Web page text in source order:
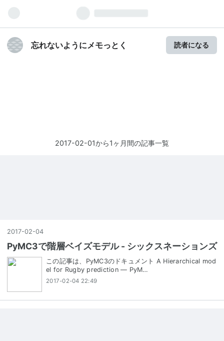
忘れないようにメモっとく 読者になる
2017-02-01から1ヶ月間の記事一覧
2017-02-04
PyMC3で階層ベイズモデル - シックスネーションズ
この記事は、PyMC3のドキュメント A Hierarchical mod
el for Rugby prediction — PyM…
2017-02-04 22:49